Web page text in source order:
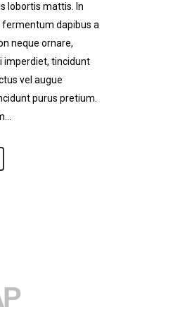
lobortis mattis. In
fermentum dapibus a
neque ornare,
imperdiet, tincidunt
vel augue
purus pretium.